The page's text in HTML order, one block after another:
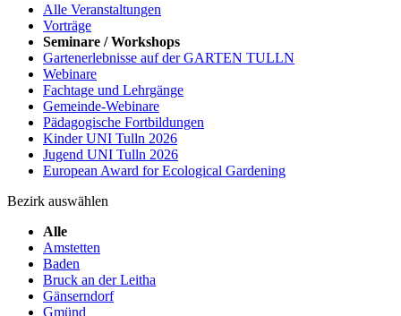
Alle Veranstaltungen
Vorträge
Seminare / Workshops
Gartenerlebnisse auf der GARTEN TULLN
Webinare
Fachtage und Lehrgänge
Gemeinde-Webinare
Pädagogische Fortbildungen
Kinder UNI Tulln 2026
Jugend UNI Tulln 2026
European Award for Ecological Gardening
Bezirk auswählen
Alle
Amstetten
Baden
Bruck an der Leitha
Gänserndorf
Gmünd